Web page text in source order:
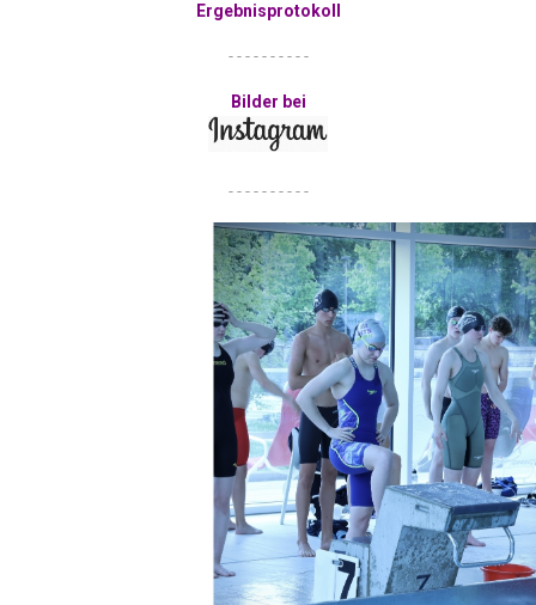
Ergebnisprotokoll
- - - - - - - - - -
Bilder bei
- - - - - - - - - -